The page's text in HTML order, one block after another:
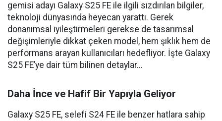
gemisi adayı Galaxy S25 FE ile ilgili sızdırılan bilgiler,
teknoloji dünyasında heyecan yarattı. Gerek
donanımsal iyileştirmeleri gerekse de tasarımsal
değişimleriyle dikkat çeken model, hem şıklık hem de
performans arayan kullanıcıları hedefliyor. İşte Galaxy
S25 FE’ye dair tüm bilinen detaylar...
Daha İnce ve Hafif Bir Yapıyla Geliyor
Galaxy S25 FE, selefi S24 FE ile benzer hatlara sahip